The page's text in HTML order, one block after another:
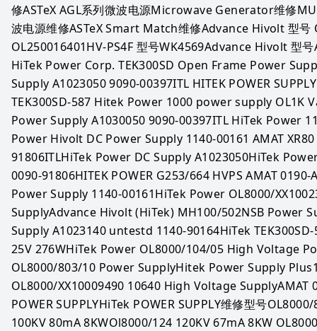
修ASTeX AGL系列微波电源Microwave Generator维修
波电源维修ASTeX Smart Match维修Advance Hivolt 型
OL250016401HV-PS4F 型号WK4569Advance Hivolt 型
HiTek Power Corp. TEK300SD Open Frame Power
Supply A1023050 9090-00397ITL HITEK POWER
TEK300SD-587 Hitek Power 1000 power supply OL1K
Power Supply A1030050 9090-00397ITL HiTek Power
Power Hivolt DC Power Supply 1140-00161 AMAT
91806ITLHiTek Power DC Supply A1023050HiTek
0090-91806HITEK POWER G253/664 HVPS AMAT
Power Supply 1140-00161HiTek Power OL8000/
SupplyAdvance Hivolt (HiTek) MH100/502NSB Power
Supply A1023140 untestd 1140-90164HiTek TEK300SD-
25V 276WHiTek Power OL8000/104/05 High Voltage
OL8000/803/10 Power SupplyHitek Power Supply
OL8000/XX10009490 10640 High Voltage SupplyAMAT
POWER SUPPLYHiTek POWER SUPPLY维修型号
100KV 80mA 8KWOl8000/124 120KV 67mA 8KW